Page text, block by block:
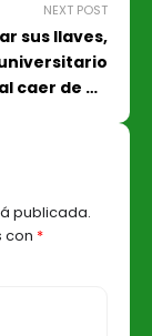
NEXT POST
sus llaves,
caer de un
publicada.
con *